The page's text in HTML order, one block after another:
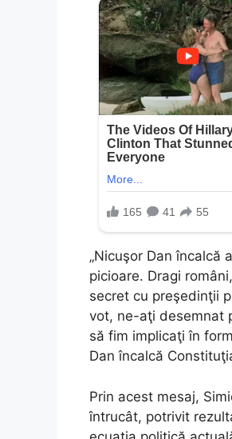
„Nicuşor Dan încalcă
picioare. Dragi
secret cu preşedinţii
vot, ne-aţi desemnat
să fim implicaţi în
Dan încalcă
Prin acest mesaj,
întrucât, potrivit